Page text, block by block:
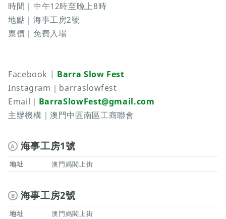
時間｜中午12時至晚上8時
地點｜海事工房2號
票價｜免費入場
Facebook | Barra Slow Fest
Instagram｜barraslowfest
Email｜ BarraSlowFest@gmail.com
主辦機構｜澳門中區南區工商聯會
A 海事工房1號
地址 澳門媽閣上街
B 海事工房2號
地址 澳門媽閣上街